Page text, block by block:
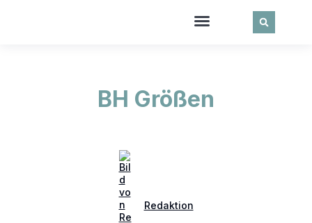
BH Größen
Redaktion